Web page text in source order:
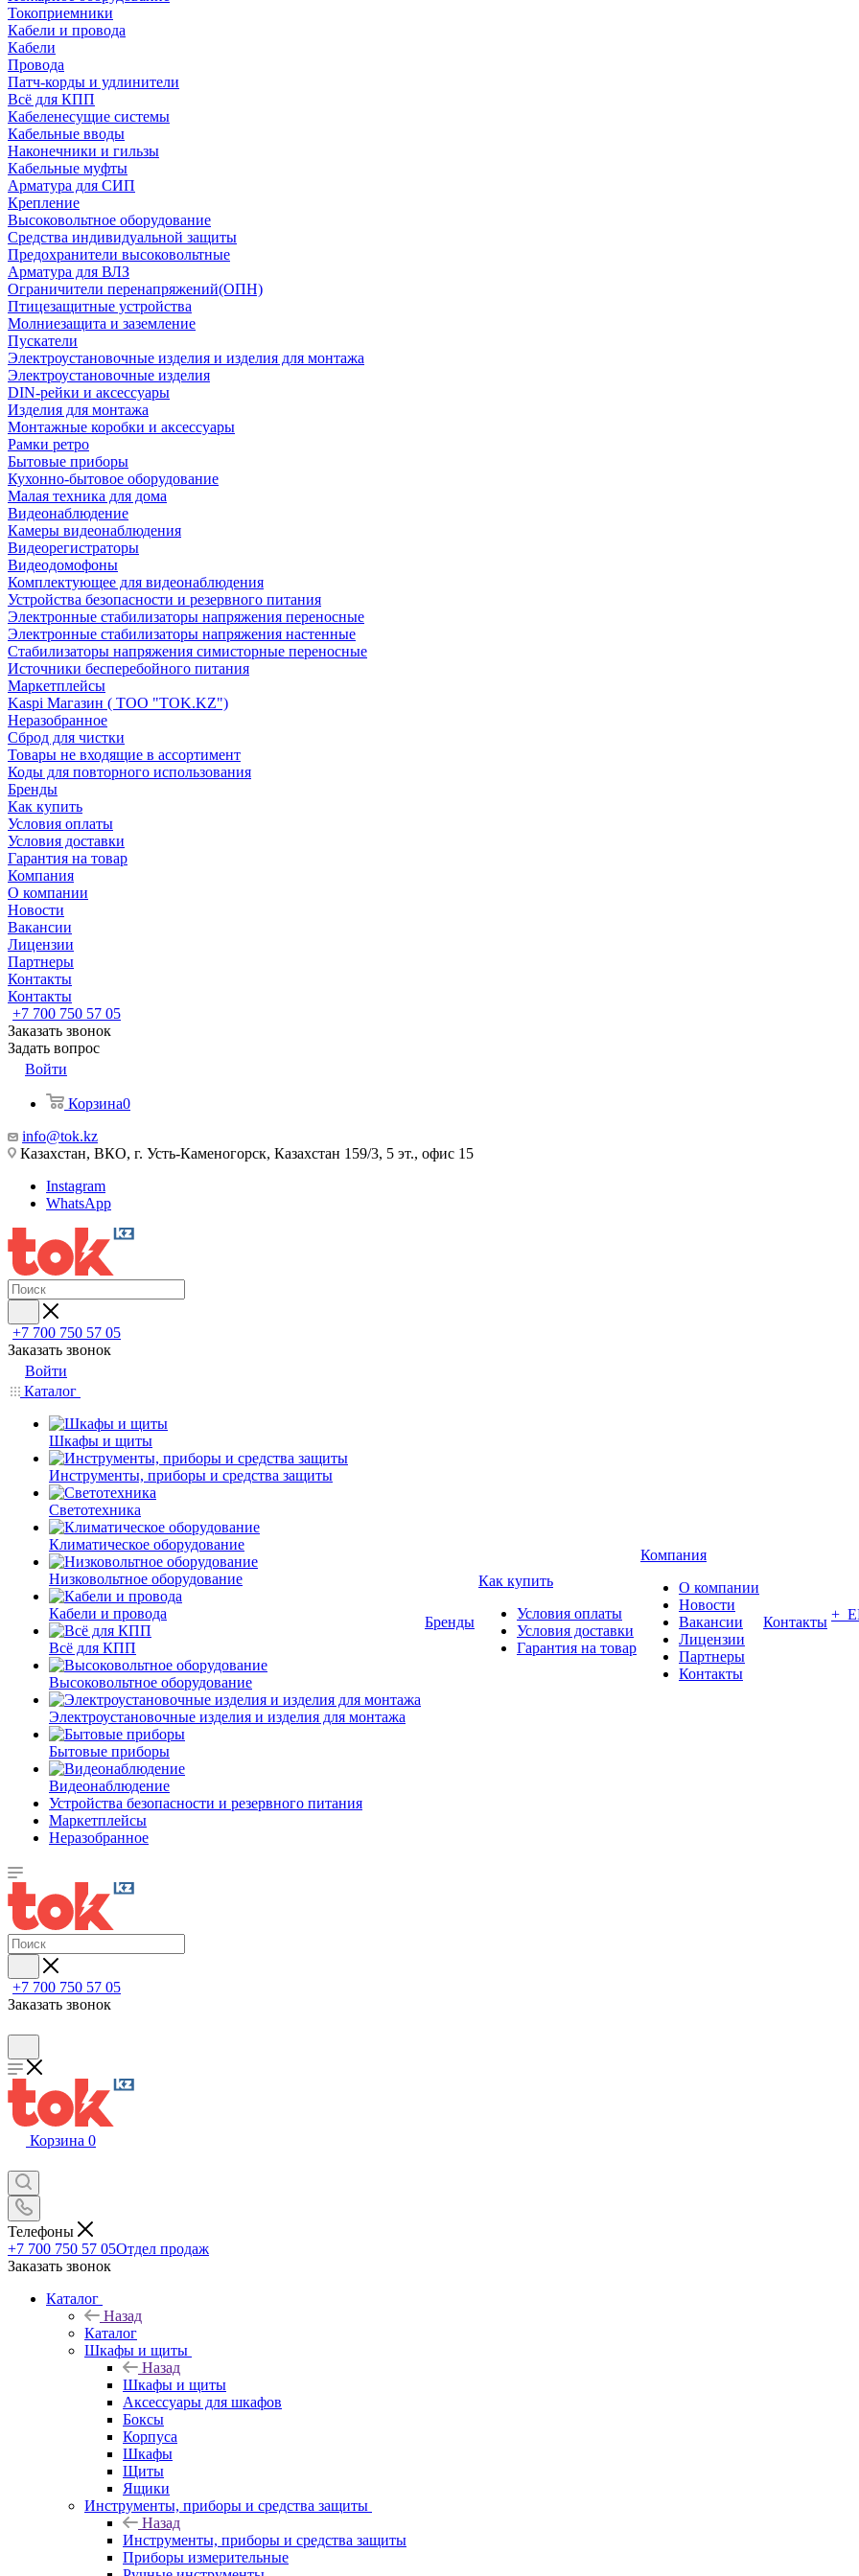
Токоприемники
Кабели и провода
Кабели
Провода
Патч-корды и удлинители
Всё для КПП
Кабеленесущие системы
Кабельные вводы
Наконечники и гильзы
Кабельные муфты
Арматура для СИП
Крепление
Высоковольтное оборудование
Средства индивидуальной защиты
Предохранители высоковольтные
Арматура для ВЛЗ
Ограничители перенапряжений(ОПН)
Птицезащитные устройства
Молниезащита и заземление
Пускатели
Электроустановочные изделия и изделия для монтажа
Электроустановочные изделия
DIN-рейки и аксессуары
Изделия для монтажа
Монтажные коробки и аксессуары
Рамки ретро
Бытовые приборы
Кухонно-бытовое оборудование
Малая техника для дома
Видеонаблюдение
Камеры видеонаблюдения
Видеорегистраторы
Видеодомофоны
Комплектующее для видеонаблюдения
Устройства безопасности и резервного питания
Электронные стабилизаторы напряжения переносные
Электронные стабилизаторы напряжения настенные
Стабилизаторы напряжения симисторные переносные
Источники бесперебойного питания
Маркетплейсы
Kaspi Магазин ( ТОО "TOK.KZ")
Неразобранное
Сброд для чистки
Товары не входящие в ассортимент
Коды для повторного использования
Бренды
Как купить
Условия оплаты
Условия доставки
Гарантия на товар
Компания
О компании
Новости
Вакансии
Лицензии
Партнеры
Контакты
Контакты
+7 700 750 57 05
Заказать звонок
Задать вопрос
Войти
Корзина0
info@tok.kz
Казахстан, ВКО, г. Усть-Каменогорск, Казахстан 159/3, 5 эт., офис 15
Instagram
WhatsApp
+7 700 750 57 05
Заказать звонок
Войти
Каталог
Шкафы и щиты
Инструменты, приборы и средства защиты
Светотехника
Климатическое оборудование
Низковольтное оборудование
Кабели и провода
Всё для КПП
Высоковольтное оборудование
Электроустановочные изделия и изделия для монтажа
Бытовые приборы
Видеонаблюдение
Устройства безопасности и резервного питания
Маркетплейсы
Неразобранное
Бренды
Как купить
Условия оплаты
Условия доставки
Гарантия на товар
Компания
О компании
Новости
Вакансии
Лицензии
Партнеры
Контакты
Контакты +
+7 700 750 57 05
Заказать звонок
Корзина 0
Телефоны
+7 700 750 57 05Отдел продаж
Заказать звонок
Каталог
Назад
Каталог
Шкафы и щиты
Назад
Шкафы и щиты
Аксессуары для шкафов
Боксы
Корпуса
Шкафы
Щиты
Ящики
Инструменты, приборы и средства защиты
Назад
Инструменты, приборы и средства защиты
Приборы измерительные